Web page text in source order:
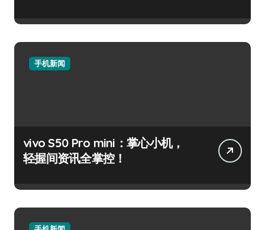
手机新闻
vivo S50 Pro mini：掌心小机，
轻握间资讯全掌控！